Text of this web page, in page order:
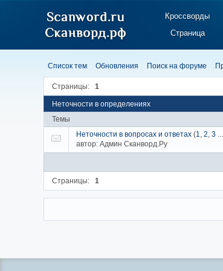
Кроссворды
Страница
Список тем Обновления Поиск на форуме
Страницы: 1
Неточности в определениях
Темы
Неточности в вопросах и ответах (1, 2, 3 ...
автор: Админ Сканворд.Ру
Страницы: 1